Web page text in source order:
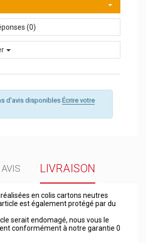
(0)
d'avis disponibles Écrire votre
AVIS LIVRAISON
en colis cartons neutres
est également protégé par du
serait endomagé, nous vous le
conformément à notre garantie 0